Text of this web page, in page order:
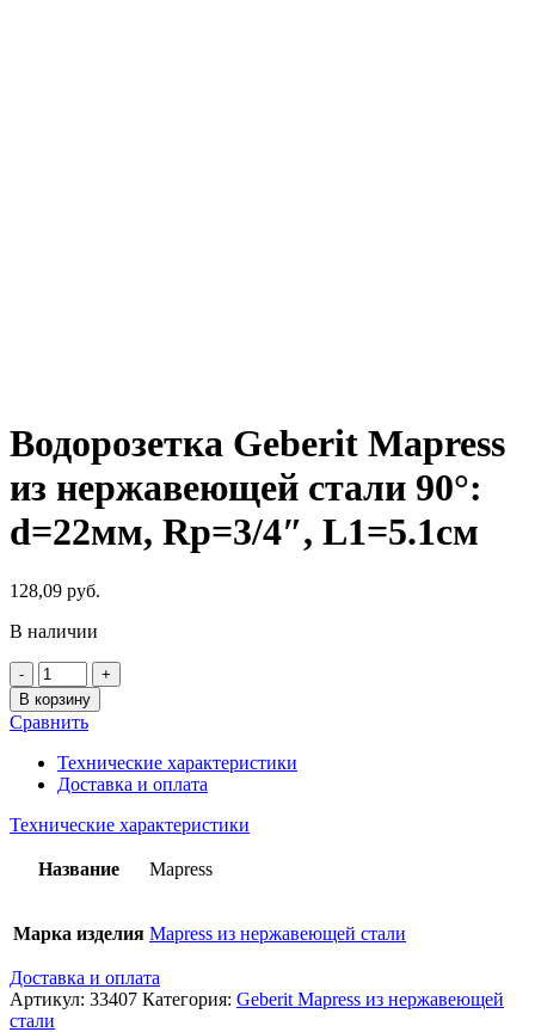
Водорозетка Geberit Mapress
из нержавеющей стали 90°:
d=22мм, Rp=3/4″, L1=5.1см
128,09 руб.
В наличии
Количество
товара
Водорозетка
Geberit
Mapress
из
нержавеющей
стали
d=22мм,
В корзину
Сравнить
Технические характеристики
Доставка и оплата
Технические характеристики
Название Mapress
Марка изделия Mapress из нержавеющей стали
Доставка и оплата
Артикул: 33407 Категория: Geberit Mapress из нержавеющей
стали